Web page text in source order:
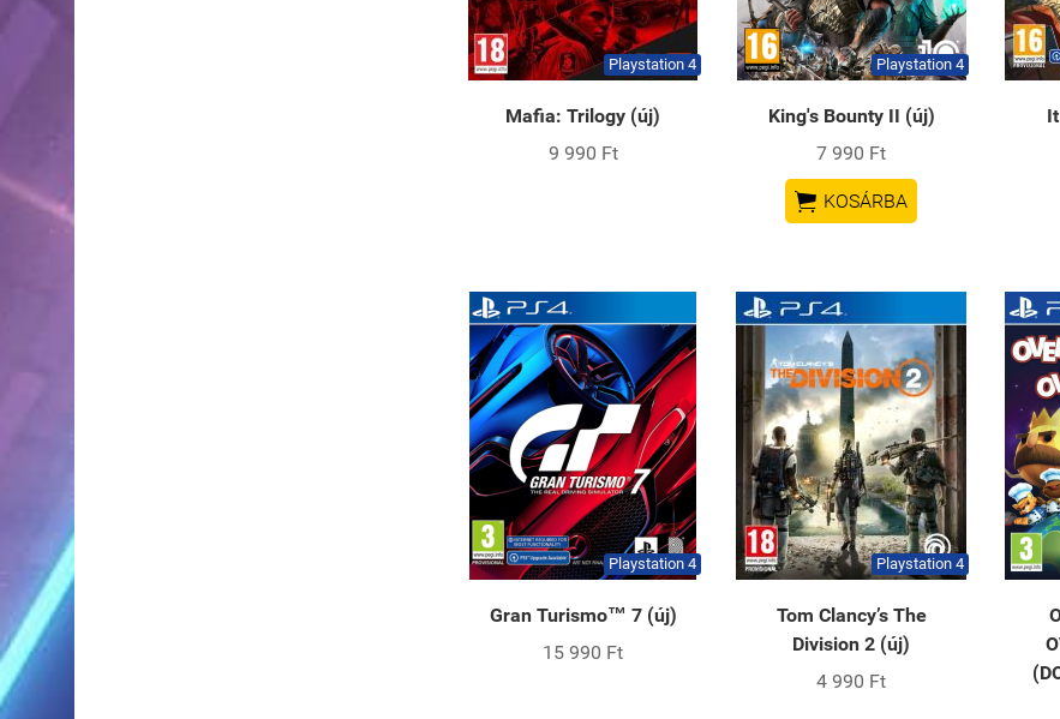
Playstation 4
Mafia: Trilogy (új)
9 990 Ft
Playstation 4
King's Bounty II (új)
7 990 Ft
 KOSÁRBA
Playstation 4
Gran Turismo™ 7 (új)
15 990 Ft
Playstation 4
Tom Clancy’s The
Division 2 (új)
4 990 Ft